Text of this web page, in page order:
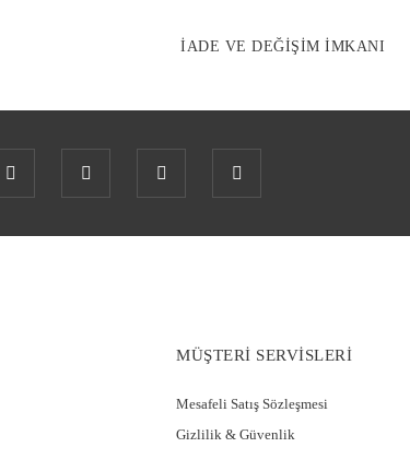
İADE VE DEĞİŞİM İMKANI
MÜŞTERİ SERVİSLERİ
Mesafeli Satış Sözleşmesi
Gizlilik & Güvenlik